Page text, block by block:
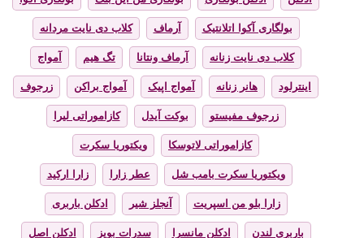
بولگاری آکوا اتلانتیک آرماف کلاب دی نایت مردانه
کلاب دی نایت زنانه آرماف ونتانا تگ هیم آمواج
اینترلود هانر زنانه آمواج اپیک آمواج براکن زرجوف
زرجوف مفیستو بوکت آیدل کازاموراتی لیرا
کازاموراتی لاتوسکا ویکتوریا سکرت
ویکتوریا سکرت بامب شل عطر زارا زارا ارکید
زارا بلو من اسپریت آنجلز شیر ادکلن باربری
باربری لندن ادکلن مانسرا سدرات بویز ادکلن اصل